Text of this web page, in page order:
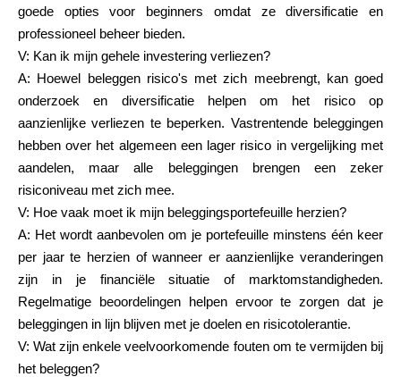
goede opties voor beginners omdat ze diversificatie en
professioneel beheer bieden.
V: Kan ik mijn gehele investering verliezen?
A: Hoewel beleggen risico's met zich meebrengt, kan goed
onderzoek en diversificatie helpen om het risico op
aanzienlijke verliezen te beperken. Vastrentende beleggingen
hebben over het algemeen een lager risico in vergelijking met
aandelen, maar alle beleggingen brengen een zeker
risiconiveau met zich mee.
V: Hoe vaak moet ik mijn beleggingsportefeuille herzien?
A: Het wordt aanbevolen om je portefeuille minstens één keer
per jaar te herzien of wanneer er aanzienlijke veranderingen
zijn in je financiële situatie of marktomstandigheden.
Regelmatige beoordelingen helpen ervoor te zorgen dat je
beleggingen in lijn blijven met je doelen en risicotolerantie.
V: Wat zijn enkele veelvoorkomende fouten om te vermijden bij
het beleggen?